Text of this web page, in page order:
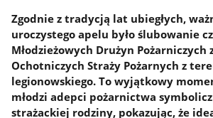
Zgodnie z tradycją lat ubiegłych,
uroczystego apelu było ślubowanie
Młodzieżowych Drużyn Pożarniczych
Ochotniczych Straży Pożarnych z
legionowskiego. To wyjątkowy
młodzi adepci pożarnictwa
strażackiej rodziny, pokazując, że